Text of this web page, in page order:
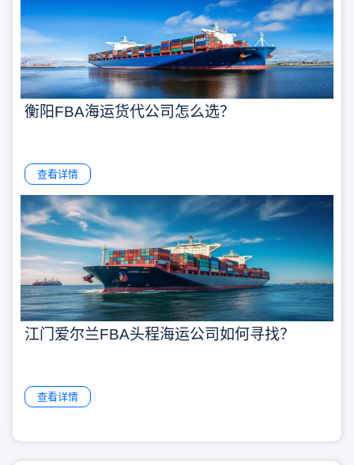
衡阳FBA海运货代公司怎么选？
查看详情
江门爱尔兰FBA头程海运公司如何寻找？
查看详情